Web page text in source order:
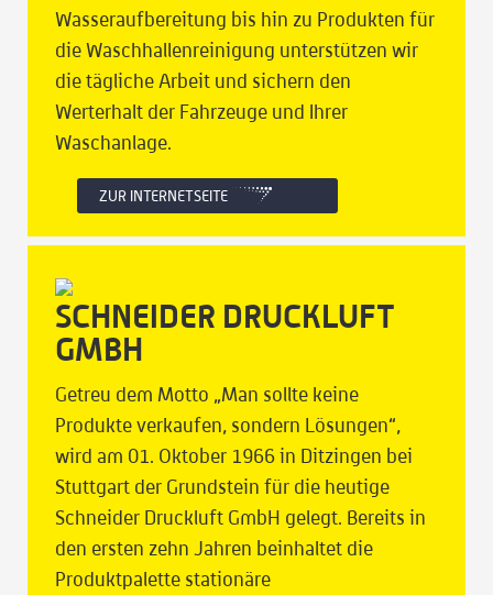
Wasseraufbereitung bis hin zu Produkten für
die Waschhallenreinigung unterstützen wir
die tägliche Arbeit und sichern den
Werterhalt der Fahrzeuge und Ihrer
Waschanlage.
ZUR INTERNETSEITE
SCHNEIDER DRUCKLUFT
GMBH
Getreu dem Motto „Man sollte keine
Produkte verkaufen, sondern Lösungen“,
wird am 01. Oktober 1966 in Ditzingen bei
Stuttgart der Grundstein für die heutige
Schneider Druckluft GmbH gelegt. Bereits in
den ersten zehn Jahren beinhaltet die
Produktpalette stationäre